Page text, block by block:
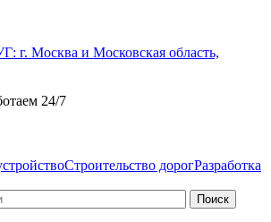
Москва и Московская область,
24/7
Строительство дорогРазработка